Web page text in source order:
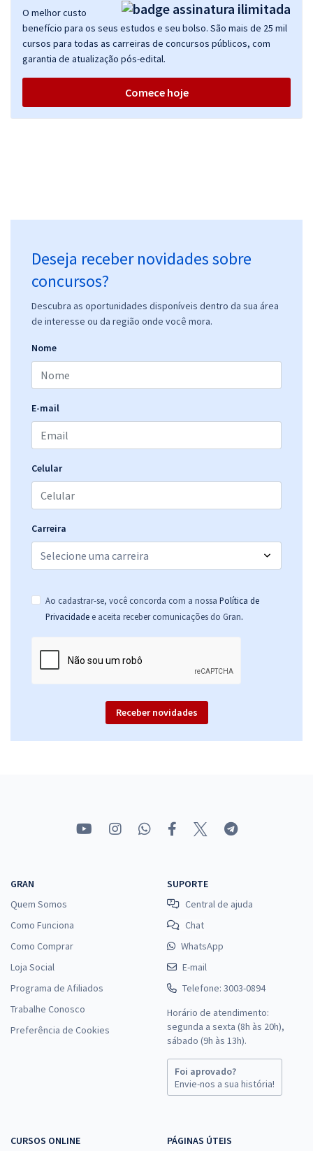
O melhor custo
benefício para os seus estudos e seu bolso. São mais de 25 mil
cursos para todas as carreiras de concursos públicos, com
garantia de atualização pós-edital.
Comece hoje
Deseja receber novidades sobre
concursos?
Descubra as oportunidades disponíveis dentro da sua área
de interesse ou da região onde você mora.
Nome
E-mail
Celular
Carreira
Ao cadastrar-se, você concorda com a nossa Política de
Privacidade e aceita receber comunicações do Gran.
Receber novidades
GRAN
Quem Somos
Como Funciona
Como Comprar
Loja Social
Programa de Afiliados
Trabalhe Conosco
Preferência de Cookies
SUPORTE
Central de ajuda
Chat
WhatsApp
E-mail
Telefone: 3003-0894
Horário de atendimento:
segunda a sexta (8h às 20h),
sábado (9h às 13h).
Foi aprovado?
Envie-nos a sua história!
CURSOS ONLINE PÁGINAS ÚTEIS